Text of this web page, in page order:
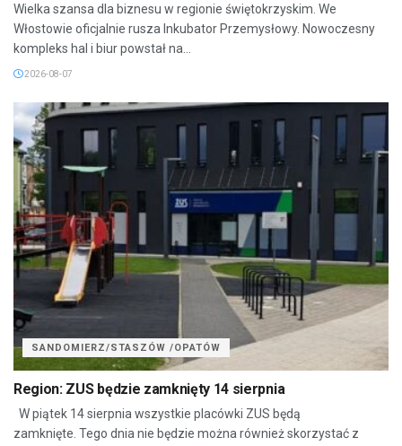
Wielka szansa dla biznesu w regionie świętokrzyskim. We
Włostowie oficjalnie rusza Inkubator Przemysłowy. Nowoczesny
kompleks hal i biur powstał na...
2026-08-07
SANDOMIERZ/STASZÓW /OPATÓW
Region: ZUS będzie zamknięty 14 sierpnia
W piątek 14 sierpnia wszystkie placówki ZUS będą
zamknięte. Tego dnia nie będzie można również skorzystać z